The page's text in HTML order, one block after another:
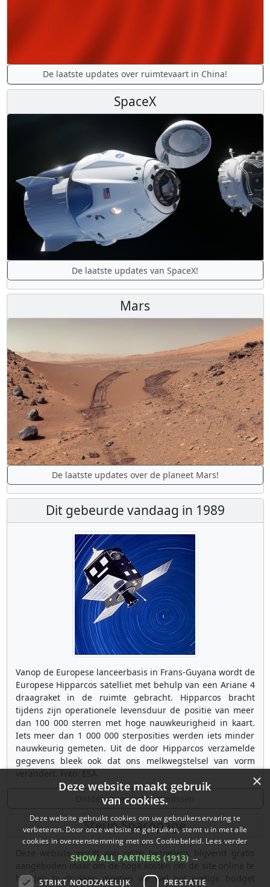
De laatste updates over ruimtevaart in China!
SpaceX
De laatste updates van SpaceX!
Mars
De laatste updates over de planeet Mars!
Dit gebeurde vandaag in 1989
Vanop de Europese lanceerbasis in Frans-Guyana wordt de
Europese Hipparcos satelliet met behulp van een Ariane 4
draagraket in de ruimte gebracht. Hipparcos bracht
tijdens zijn operationele levensduur de positie van meer
dan 100 000 sterren met hoge nauwkeurigheid in kaart.
Iets meer dan 1 000 000 sterposities werden iets minder
nauwkeurig gemeten. Uit de door Hipparcos verzamelde
gegevens bleek ook dat ons melkwegstelsel van vorm
Ontdek meer gebeurtenissen
Steun Spacepage
Deze website wordt aan onze bezoekers blijvend gratis
aangeboden maar om de hoge kosten om de site online te
houden te drukken moeten we wel het nodige budget
×
Deze website maakt gebruik
van cookies.
Deze website gebruikt cookies om uw gebruikerservaring te
verbeteren. Door onze website te gebruiken, stemt u in met alle
cookies in overeenstemming met ons Cookiebeleid. Lees verder
SHOW ALL PARTNERS (1913) →
STRIKT NOODZAKELIJK PRESTATIE